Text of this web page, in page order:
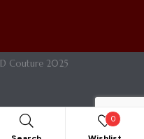
Couture 2025
0